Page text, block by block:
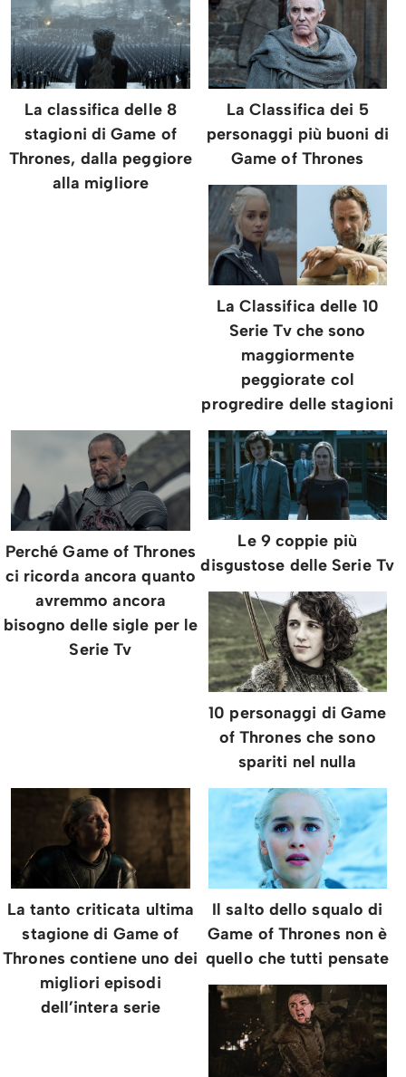
La classifica delle 8
stagioni di Game of
Thrones, dalla peggiore
alla migliore
La Classifica dei 5
personaggi più buoni di
Game of Thrones
La Classifica delle 10
Serie Tv che sono
maggiormente
peggiorate col
progredire delle stagioni
Perché Game of Thrones
ci ricorda ancora quanto
avremmo ancora
bisogno delle sigle per le
Serie Tv
Le 9 coppie più
disgustose delle Serie Tv
10 personaggi di Game
of Thrones che sono
spariti nel nulla
La tanto criticata ultima
stagione di Game of
Thrones contiene uno dei
migliori episodi
dell’intera serie
Il salto dello squalo di
Game of Thrones non è
quello che tutti pensate